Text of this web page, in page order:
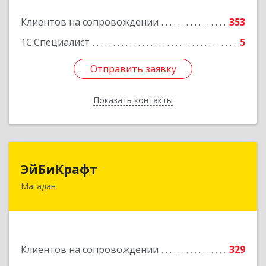
Клиентов на сопровождении
353
1С:Специалист
5
Отправить заявку
Показать контакты
Отправить заявку
Назад
ЭйБиКрафт
Магадан
Клиентов на сопровождении
329
685000, Магаданская обл, Магадан г, Полярная